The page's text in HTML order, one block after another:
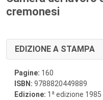
cremonesi
EDIZIONE A STAMPA
Pagine: 160
ISBN: 9788820449889
Edizione: 1 a edizione 1985